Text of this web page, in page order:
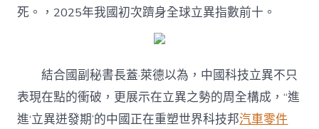
死。，2025年我國初次躋身全球立異指數前十。
結合國副秘書長蓋·萊德以為，中國科技立異不只
表現在點的衝破，更展示在立異之勢的周全構成，“進
進‘立異迸發期’的中國正在重塑世界科技邦汽車零件